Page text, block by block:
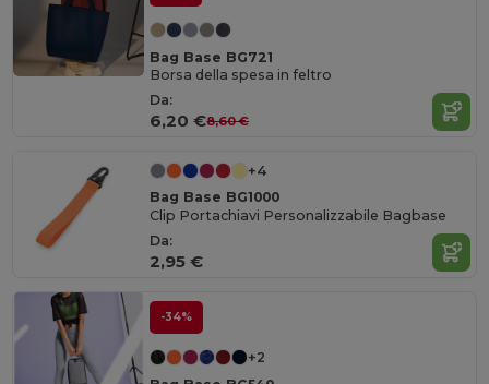
Bag Base BG721
Borsa della spesa in feltro
Da:
6,20 €8,60 €
+4
Bag Base BG1000
Clip Portachiavi Personalizzabile Bagbase
Da:
2,95 €
-34%
+2